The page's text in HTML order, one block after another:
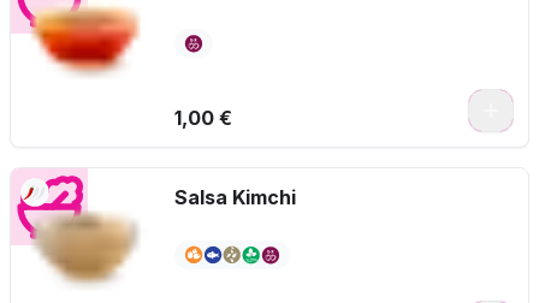
1,00 €
Salsa Kimchi